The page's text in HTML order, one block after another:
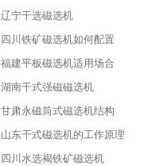
辽宁干选磁选机
四川铁矿磁选机如何配置
福建平板磁选机适用场合
湖南干式强磁磁选机
甘肃永磁筒式磁选机结构
山东干式磁选机的工作原理
四川水选褐铁矿磁选机